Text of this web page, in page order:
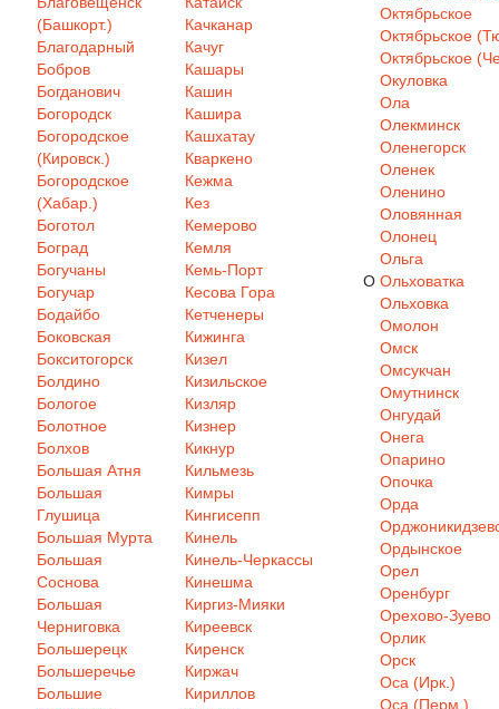
(Башкорт.)
Благодарный
Бобров
Богданович
Богородск
Богородское
(Кировск.)
Богородское
(Хабар.)
Боготол
Боград
Богучаны
Богучар
Бодайбо
Боковская
Бокситогорск
Болдино
Бологое
Болотное
Болхов
Большая Атня
Большая
Глушица
Большая Мурта
Большая
Соснова
Большая
Черниговка
Большерецк
Большеречье
Большие
Качканар
Качуг
Кашары
Кашин
Кашира
Кашхатау
Кваркено
Кежма
Кез
Кемерово
Кемля
Кемь-Порт
Кесова Гора
Кетченеры
Кижинга
Кизел
Кизильское
Кизляр
Кизнер
Кикнур
Кильмезь
Кимры
Кингисепп
Кинель
Кинель-Черкассы
Кинешма
Киргиз-Мияки
Киреевск
Киренск
Киржач
Кириллов
О
Октябрьское
Октябрьское
Октябрьское
Окуловка
Ола
Олекминск
Оленегорск
Оленек
Оленино
Оловянная
Олонец
Ольга
Ольховатка
Ольховка
Омолон
Омск
Омсукчан
Омутнинск
Онгудай
Онега
Опарино
Опочка
Орда
Ордынское
Орел
Оренбург
Орехово-Зуево
Орлик
Орск
Оса (Ирк.)
Оса (Перм.)